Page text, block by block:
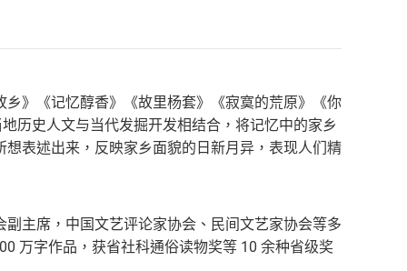
》《记忆醇香》《故里杨套》《寂寞的荒原》《你
历史人文与当代发掘开发相结合，将记忆中的家乡
表述出来，反映家乡面貌的日新月异，表现人们精
主席，中国文艺评论家协会、民间文艺家协会等多
万字作品，获省社科通俗读物奖等 10 余种省级奖